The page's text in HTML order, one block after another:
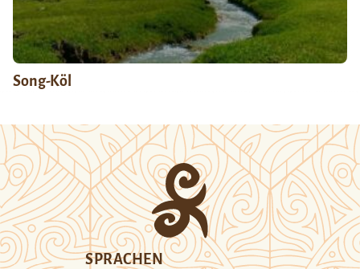
Song-Köl
SPRACHEN